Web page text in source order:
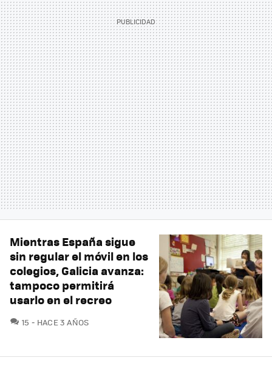
Mientras España sigue
sin regular el móvil en los
colegios, Galicia avanza:
tampoco permitirá
usarlo en el recreo
15 COMENTARIOS
HACE 3 AÑOS